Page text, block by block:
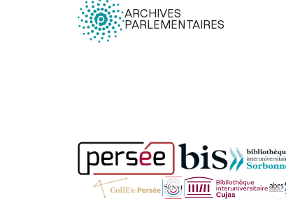
ARCHIVES
PARLEMENTAIRES